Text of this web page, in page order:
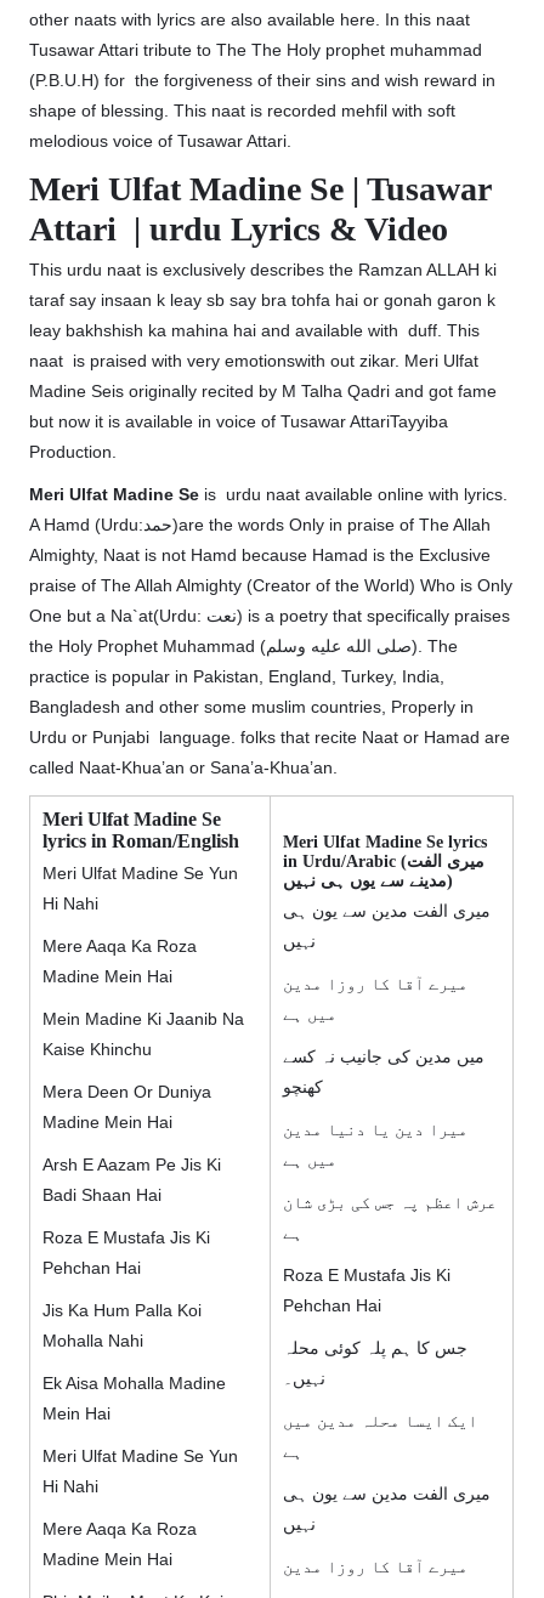
other naats with lyrics are also available here. In this naat
Tusawar Attari tribute to The The Holy prophet muhammad
(P.B.U.H) for the forgiveness of their sins and wish reward in
shape of blessing. This naat is recorded mehfil with soft
melodious voice of Tusawar Attari.
Meri Ulfat Madine Se | Tusawar
Attari | urdu Lyrics & Video
This urdu naat is exclusively describes the Ramzan ALLAH ki
taraf say insaan k leay sb say bra tohfa hai or gonah garon k
leay bakhshish ka mahina hai and available with duff. This
naat is praised with very emotionswith out zikar. Meri Ulfat
Madine Seis originally recited by M Talha Qadri and got fame
but now it is available in voice of Tusawar AttariTayyiba
Production.
Meri Ulfat Madine Se is urdu naat available online with lyrics.
A Hamd (Urdu:حمد)are the words Only in praise of The Allah
Almighty, Naat is not Hamd because Hamad is the Exclusive
praise of The Allah Almighty (Creator of the World) Who is Only
One but a Na`at(Urdu: نعت‎) is a poetry that specifically praises
the Holy Prophet Muhammad (صلى الله عليه وسلم). The
practice is popular in Pakistan, England, Turkey, India,
Bangladesh and other some muslim countries, Properly in
Urdu or Punjabi language. folks that recite Naat or Hamad are
called Naat-Khua’an or Sana’a-Khua’an.
Meri Ulfat Madine Se
lyrics in Roman/English
Meri Ulfat Madine Se Yun
Hi Nahi
Mere Aaqa Ka Roza
Madine Mein Hai
Mein Madine Ki Jaanib Na
Kaise Khinchu
Mera Deen Or Duniya
Madine Mein Hai
Arsh E Aazam Pe Jis Ki
Badi Shaan Hai
Roza E Mustafa Jis Ki
Pehchan Hai
Jis Ka Hum Palla Koi
Mohalla Nahi
Ek Aisa Mohalla Madine
Mein Hai
Meri Ulfat Madine Se Yun
Hi Nahi
Mere Aaqa Ka Roza
Madine Mein Hai
Meri Ulfat Madine Se lyrics
in Urdu/Arabic (میری الفت
مدینے سے یوں ہی نہیں)
میری الفت مدین سے یون ہی
نہیں
میرے آقا کا روزا مدین
میں ہے
میں مدین کی جانیب نہ کسے
کھنچو
میرا دین یا دنیا مدین
میں ہے
عرش اعظم پہ جس کی بڑی شان
ہے
Roza E Mustafa Jis Ki
Pehchan Hai
جس کا ہم پلہ کوئی محلہ
نہیں۔
ایک ایسا محلہ مدین میں
ہے
میری الفت مدین سے یون ہی
نہیں
میرے آقا کا روزا مدین